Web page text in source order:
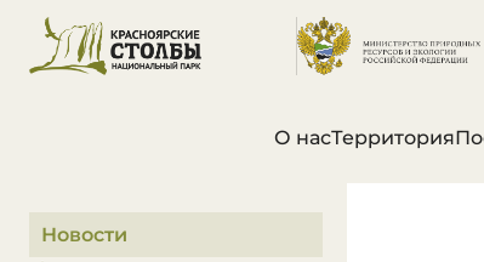
О насТерритория
В этом разделе
Новости